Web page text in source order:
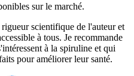
sur le marché.
scientifique de l'auteur et
à tous. Je recommande
à la spiruline et qui
pour améliorer leur santé.